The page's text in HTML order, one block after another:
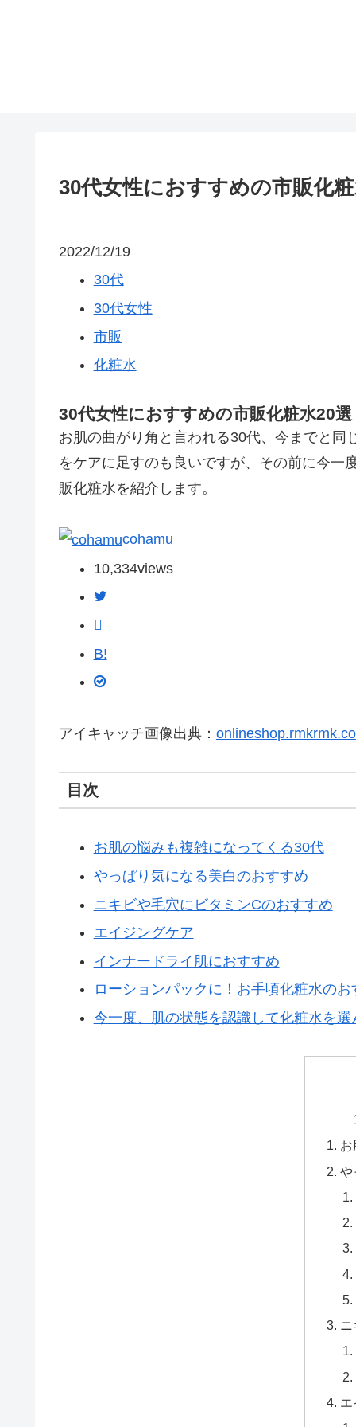
30代女性におすすめの市販化
2022/12/19
30代
30代女性
市販
化粧水
30代女性におすすめの市販化粧水20選
お肌の曲がり角と言われる30代、今までと
をケアに足すのも良いですが、その前に今一
販化粧水を紹介します。
cohamu
10,334views
B!
アイキャッチ画像出典：
目次
お肌の悩みも複雑になってくる30代
やっぱり気になる美白のおすすめ
ニキビや毛穴にビタミンCのおすすめ
エイジングケア
インナードライ肌におすすめ
ローションパックに！お手頃化粧水のお
今一度、肌の状態を認識して化粧水を選
お
や
ニ
エ